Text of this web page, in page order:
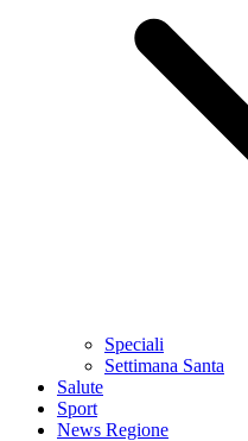
Speciali
Settimana Santa
Salute
Sport
News Regione